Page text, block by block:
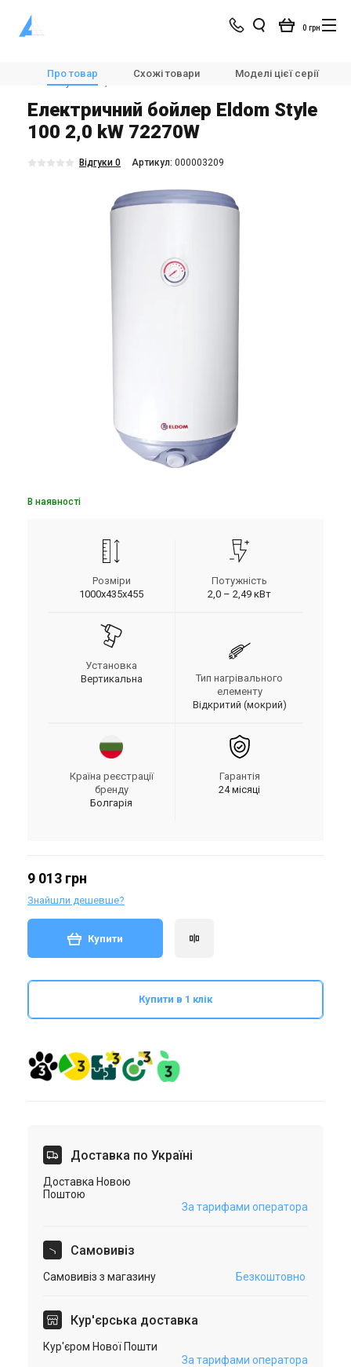
0 грн
Магазин Опалення
💧🌡️Бойлери
Про товар Схожі товари Моделі цієї серії
Електричний бойлер Eldom Style
100 2,0 kW 72270W
Відгуки 0 Aртикул: 000003209
В наявності
Розміри
1000x435x455
Потужність
2,0 – 2,49 кВт
Установка
Вертикальна
Тип нагрівального
елементу
Відкритий (мокрий)
Країна реєстрації
бренду
Болгарія
Гарантія
24 місяці
9 013 грн
Знайшли дешевше?
Купити
Купити в 1 клік
Доставка по Україні
Доставка Новою
Поштою
За тарифами оператора
Самовивіз
Самовивіз з магазину Безкоштовно
Кур'єрська доставка
Кур'єром Нової Пошти
За тарифами оператора